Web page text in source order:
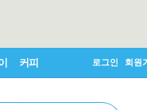
커피 로그인 회원